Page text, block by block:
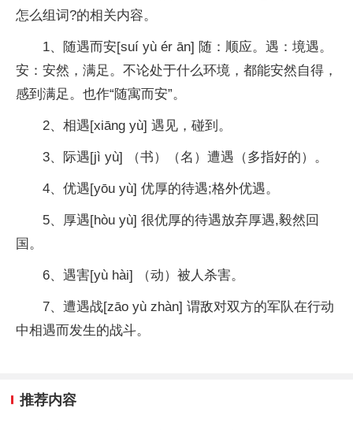
怎么组词?的相关内容。
1、随遇而安[suí yù ér ān] 随：顺应。遇：境遇。
安：安然，满足。不论处于什么环境，都能安然自得，
感到满足。也作“随寓而安”。
2、相遇[xiāng yù] 遇见，碰到。
3、际遇[jì yù] （书）（名）遭遇（多指好的）。
4、优遇[yōu yù] 优厚的待遇;格外优遇。
5、厚遇[hòu yù] 很优厚的待遇放弃厚遇,毅然回
国。
6、遇害[yù hài] （动）被人杀害。
7、遭遇战[zāo yù zhàn] 谓敌对双方的军队在行动
中相遇而发生的战斗。
推荐内容